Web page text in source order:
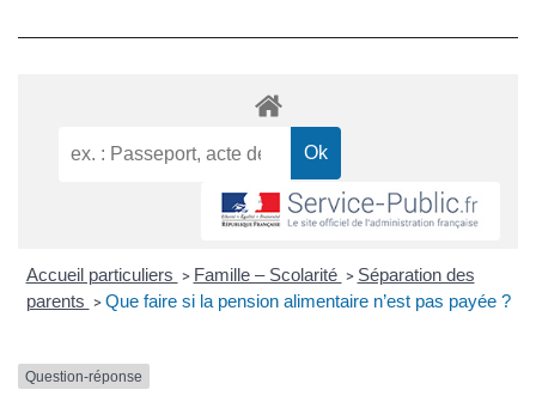
Accueil particuliers > Famille – Scolarité > Séparation des
parents > Que faire si la pension alimentaire n’est pas payée ?
Question-réponse